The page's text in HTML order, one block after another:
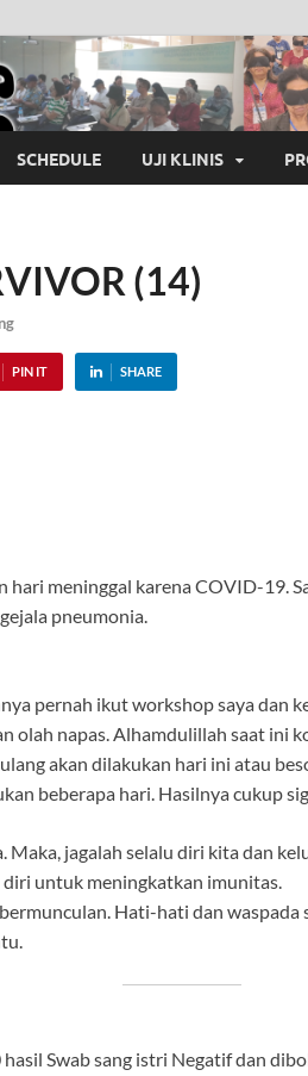
SCHEDULE UJI KLINIS
(14)
PIN IT SHARE
hari meninggal karena COVID-19.
pneumonia.
pernah ikut workshop saya dan
olah napas. Alhamdulillah saat ini
akan dilakukan hari ini atau
beberapa hari. Hasilnya cukup
jagalah selalu diri kita dan
untuk meningkatkan imunitas.
Hati-hati dan waspada
Swab sang istri Negatif dan